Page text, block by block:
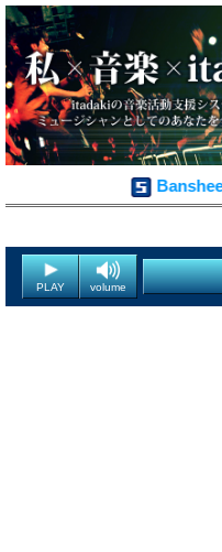
Banshee
PLAY volume